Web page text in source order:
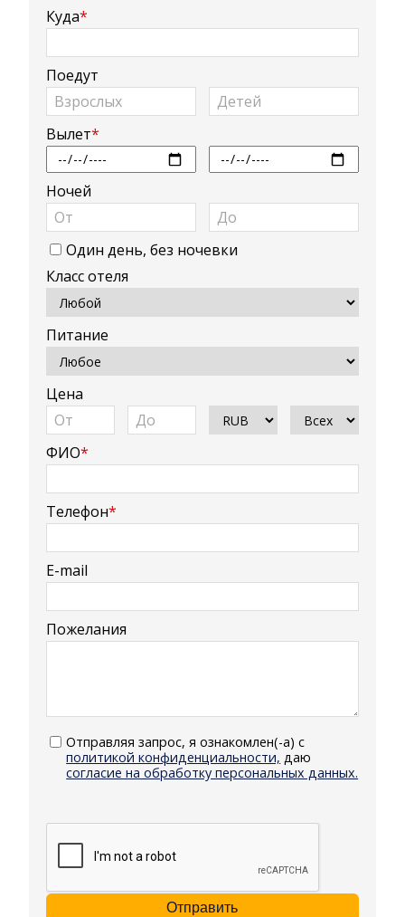
Куда*
Поедут
Вылет*
Ночей
Один день, без ночевки
Класс отеля
Питание
Цена
ФИО*
Телефон*
E-mail
Пожелания
Отправляя запрос, я ознакомлен(-а) с
политикой конфиденциальности, даю
согласие на обработку персональных данных.
Отправить